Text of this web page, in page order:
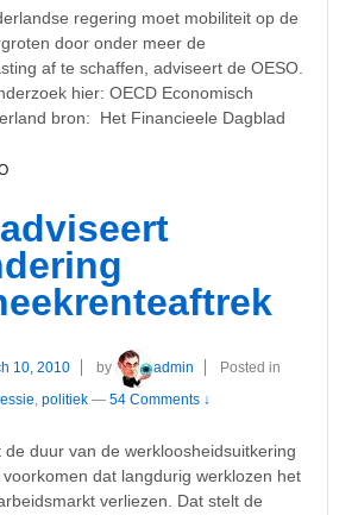
regering moet mobiliteit op de
door onder meer de
af te schaffen, adviseert de OESO.
hier: OECD Economisch
bron: Het Financieele Dagblad
10, 2010 by admin
Posted in
, politiek — 54 Comments ↓
de duur van de werkloosheidsuitkering
dat langdurig werklozen het
verliezen. Dat stelt de